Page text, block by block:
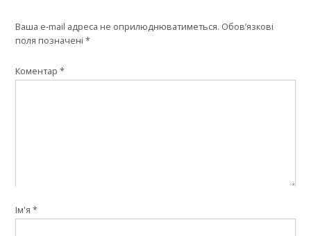
Ваша e-mail адреса не оприлюднюватиметься. Обов’язкові
поля позначені*
Коментар*
Ім'я*